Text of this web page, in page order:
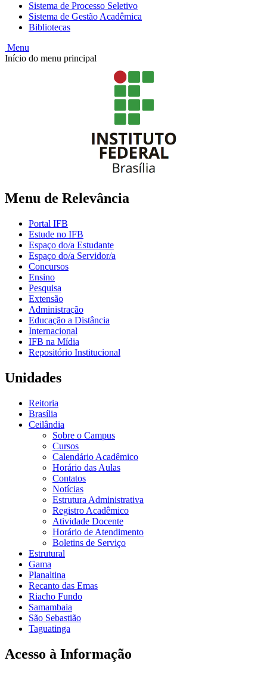
Sistema de Processo Seletivo
Sistema de Gestão Acadêmica
Bibliotecas
Menu
Início do menu principal
Menu de Relevância
Portal IFB
Estude no IFB
Espaço do/a Estudante
Espaço do/a Servidor/a
Concursos
Ensino
Pesquisa
Extensão
Administração
Educação a Distância
Internacional
IFB na Mídia
Repositório Institucional
Unidades
Reitoria
Brasília
Ceilândia
Sobre o Campus
Cursos
Calendário Acadêmico
Horário das Aulas
Contatos
Notícias
Estrutura Administrativa
Registro Acadêmico
Atividade Docente
Horário de Atendimento
Boletins de Serviço
Estrutural
Gama
Planaltina
Recanto das Emas
Riacho Fundo
Samambaia
São Sebastião
Taguatinga
Acesso à Informação